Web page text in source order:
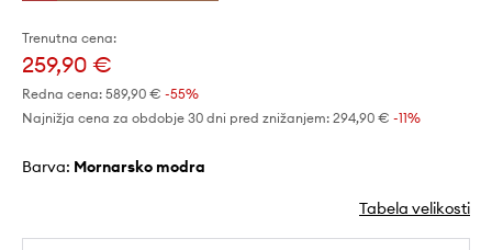
Trenutna cena:
259,90 €
Redna cena: 589,90 € -55%
Najnižja cena za obdobje 30 dni pred znižanjem: 294,90 € -11%
Barva: mornarsko modra
Tabela velikosti